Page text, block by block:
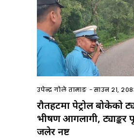
उपेन्द्र गोले तामाङ -साउन २१,
रौतहटमा पेट्रोल बोकेको
भीषण आगलागी, ट्याङ्कर
जलेर नष्ट